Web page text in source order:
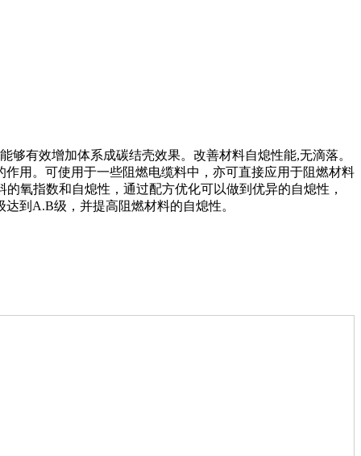
有效增加体系成碳结壳效果。改善材料自熄性能,无滴落。
用。可使用于一些阻燃电缆料中，亦可直接应用于阻燃材料
氧指数和自熄性，通过配方优化可以做到优异的自熄性，
到A.B级，并提高阻燃材料的自熄性。